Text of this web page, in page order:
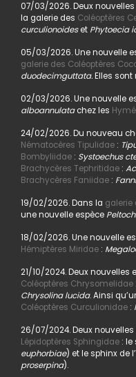
07/03/2026. Deux
la galerie des Coléoptères
curculionoideset Phytoecia
05/03/2026. Une nouvelle
galerie des Coléoptères
duodecimguttata.Elles sont
02/03/2026. Une nouvelle
alboannulatachez les
24/02/2026. Du nouveau
Nématocères Tipulidae:
Bombyliidae: Systoechus
Brachycères Tephritidae:
Brachycères Faniidae:
19/02/2026. Dans la galerie
une nouvelle espèce
18/02/2026. Une nouvelle
Hémiptères Miridae:
21/10/2024. Deux
Coléoptères Chrysomelidae:
Chrysolina lucida. Ainsi
Coléoptères Curculionidae :
26/07/2024. Deux
Lépidoptères Sphingidae: le
euphorbiae) et le sphinx de
proserpina).